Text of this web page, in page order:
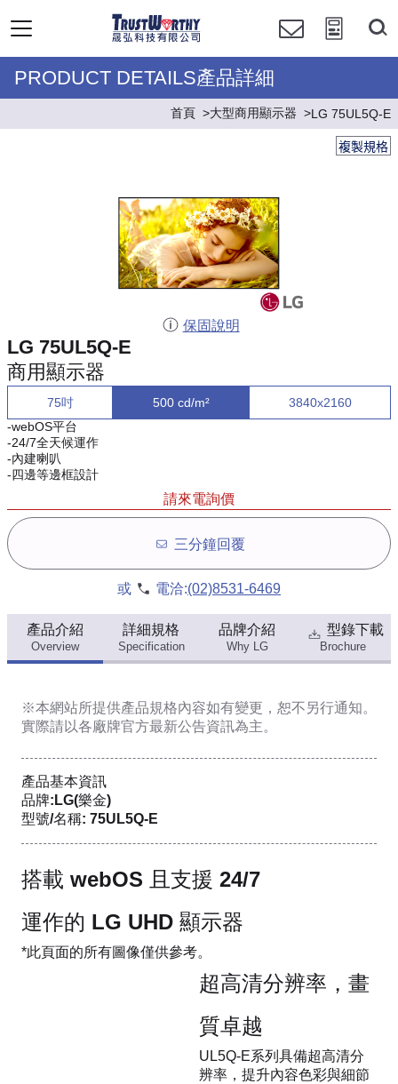
PRODUCT DETAILS產品詳細
首頁 大型商用顯示器 LG 75UL5Q-E
複製規格
保固說明
LG 75UL5Q-E
商用顯示器
75吋 500 cd/m²
3840x2160
-webOS平台
-24/7全天候運作
-內建喇叭
-四邊等邊框設計
請來電詢價
三分鐘回覆
或 電洽:(02)8531-6469
產品介紹
Overview
詳細規格
Specification
品牌介紹
Why LG
型錄下載
Brochure
※本網站所提供產品規格內容如有變更，恕不另行通知。
實際請以各廠牌官方最新公告資訊為主。
產品基本資訊
品牌:LG(樂金)
型號/名稱: 75UL5Q-E
搭載 webOS 且支援 24/7
運作的 LG UHD 顯示器
*此頁面的所有圖像僅供參考。
超高清分辨率，畫
質卓越
UL5Q-E系列具備超高清分
辨率，提升內容色彩與細節